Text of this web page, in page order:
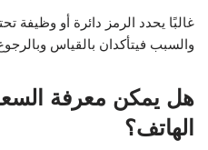
غالبًا يحدد الرمز دائرة أو وظيفة
والسبب فيتأكدان بالقياس
هل يمكن معرفة السعر
الهاتف؟